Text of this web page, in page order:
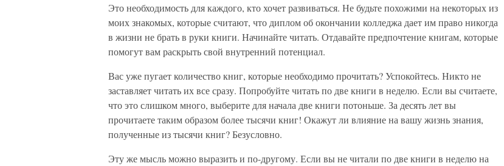
Это необходимость для каждого, кто хочет развиваться. Не будьте похожими на некоторых из
моих знакомых, которые считают, что диплом об окончании колледжа дает им право никогда
в жизни не брать в руки книги. Начинайте читать. Отдавайте предпочтение книгам, которые
помогут вам раскрыть свой внутренний потенциал.
Вас уже пугает количество книг, которые необходимо прочитать? Успокойтесь. Никто не
заставляет читать их все сразу. Попробуйте читать по две книги в неделю. Если вы считаете,
что это слишком много, выберите для начала две книги потоньше. За десять лет вы
прочитаете таким образом более тысячи книг! Окажут ли влияние на вашу жизнь знания,
полученные из тысячи книг? Безусловно.
Эту же мысль можно выразить и по-другому. Если вы не читали по две книги в неделю на